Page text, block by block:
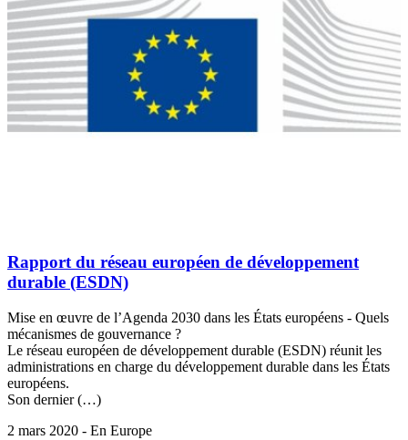
Rapport du réseau européen de développement
durable (ESDN)
Mise en œuvre de l’Agenda 2030 dans les États européens - Quels
mécanismes de gouvernance ?
Le réseau européen de développement durable (ESDN) réunit les
administrations en charge du développement durable dans les États
européens.
Son dernier (…)
2 mars 2020 - En Europe